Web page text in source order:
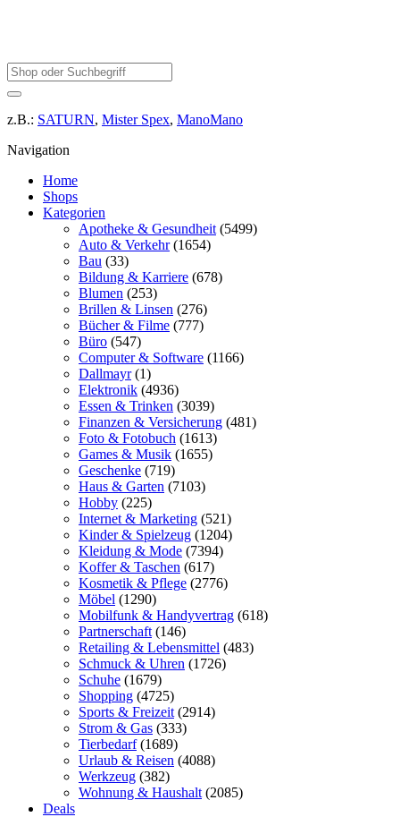
z.B.: SATURN, Mister Spex, ManoMano
Navigation
Home
Shops
Kategorien
Apotheke & Gesundheit (5499)
Auto & Verkehr (1654)
Bau (33)
Bildung & Karriere (678)
Blumen (253)
Brillen & Linsen (276)
Bücher & Filme (777)
Büro (547)
Computer & Software (1166)
Dallmayr (1)
Elektronik (4936)
Essen & Trinken (3039)
Finanzen & Versicherung (481)
Foto & Fotobuch (1613)
Games & Musik (1655)
Geschenke (719)
Haus & Garten (7103)
Hobby (225)
Internet & Marketing (521)
Kinder & Spielzeug (1204)
Kleidung & Mode (7394)
Koffer & Taschen (617)
Kosmetik & Pflege (2776)
Möbel (1290)
Mobilfunk & Handyvertrag (618)
Partnerschaft (146)
Retailing & Lebensmittel (483)
Schmuck & Uhren (1726)
Schuhe (1679)
Shopping (4725)
Sports & Freizeit (2914)
Strom & Gas (333)
Tierbedarf (1689)
Urlaub & Reisen (4088)
Werkzeug (382)
Wohnung & Haushalt (2085)
Deals